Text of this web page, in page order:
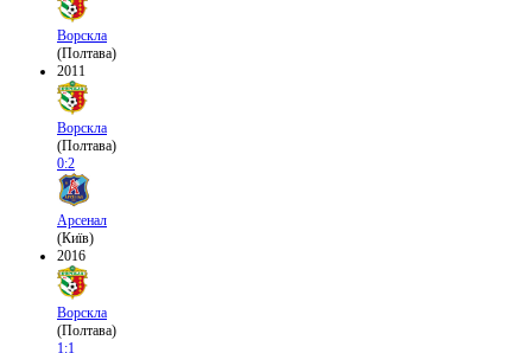
Ворскла
(Полтава)
2011
Ворскла
(Полтава)
0:2
Арсенал
(Київ)
2016
Ворскла
(Полтава)
1:1